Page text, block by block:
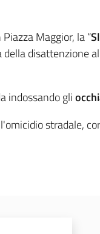
Maggior, la “
disattenzione
indossando gli
stradale,